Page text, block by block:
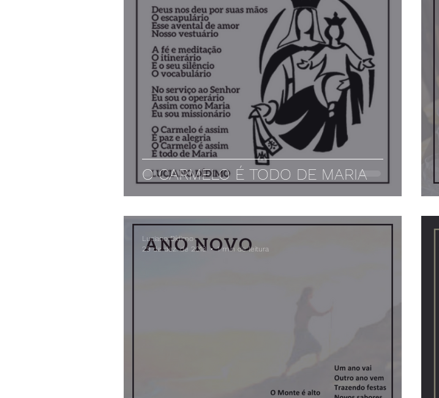
O CARMELO É TODO DE MARIA
Luciano Dídimo
29 de dez. de 2018
1 min de leitura